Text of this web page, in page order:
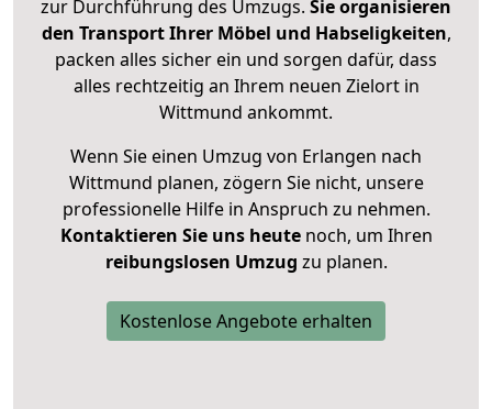
zur Durchführung des Umzugs. Sie organisieren
den Transport Ihrer Möbel und Habseligkeiten,
packen alles sicher ein und sorgen dafür, dass
alles rechtzeitig an Ihrem neuen Zielort in
Wittmund ankommt.
Wenn Sie einen Umzug von Erlangen nach
Wittmund planen, zögern Sie nicht, unsere
professionelle Hilfe in Anspruch zu nehmen.
Kontaktieren Sie uns heutenoch, um Ihren
reibungslosen Umzug zu planen.
Kostenlose Angebote erhalten